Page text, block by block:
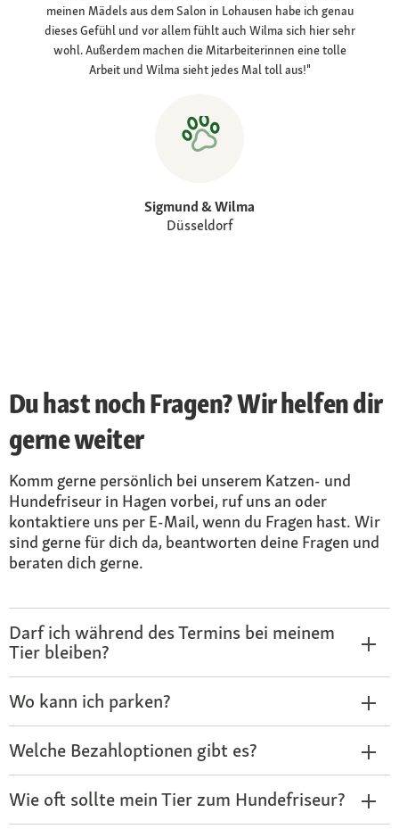
meinen Mädels aus dem Salon in Lohausen habe ich genau
dieses Gefühl und vor allem fühlt auch Wilma sich hier sehr
wohl. Außerdem machen die Mitarbeiterinnen eine tolle
Arbeit und Wilma sieht jedes Mal toll aus!"
Sigmund & Wilma
Düsseldorf
Du hast noch Fragen? Wir helfen dir
gerne weiter
Komm gerne persönlich bei unserem Katzen- und
Hundefriseur in Hagen vorbei, ruf uns an oder
kontaktiere uns per E-Mail, wenn du Fragen hast. Wir
sind gerne für dich da, beantworten deine Fragen und
beraten dich gerne.
Darf ich während des Termins bei meinem
Tier bleiben?
Wo kann ich parken?
Welche Bezahloptionen gibt es?
Wie oft sollte mein Tier zum Hundefriseur?